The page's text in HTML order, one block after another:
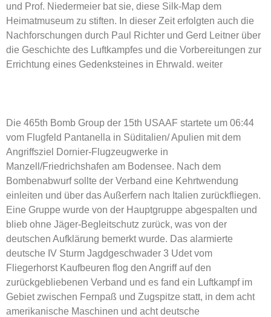
und Prof. Niedermeier bat sie, diese Silk-Map dem
Heimatmuseum zu stiften. In dieser Zeit erfolg­ten auch die
Nachforschungen durch Paul Richter und Gerd Leitner über
die Geschichte des Luftkampfes und die Vorbereitungen zur
Errichtung eines Gedenksteines in Ehrwald. weiter
Die 465th Bomb Group der 15th USAAF startete um 06:44
vom Flugfeld Pantanella in Süditalien/ Apulien mit dem
Angriffsziel Dornier-Flugzeugwerke in
Manzell/Friedrichshafen am Bodensee. Nach dem
Bombenabwurf sollte der Verband eine Kehrtwendung
einleiten und über das Außerfern nach Italien zurückfliegen.
Eine Gruppe wurde von der Hauptgruppe abgespalten und
blieb ohne Jäger-Begleitschutz zurück, was von der
deutschen Aufklärung bemerkt wurde. Das alarmierte
deutsche IV Sturm Jagdgeschwader 3 Udet vom
Fliegerhorst Kauf­beuren flog den An­griff auf den
zurückgebliebenen Verband und es fand ein Luftkampf im
Gebiet zwischen Fernpaß und Zugspitze statt, in dem acht
amerikanische Maschinen und acht deut­sche